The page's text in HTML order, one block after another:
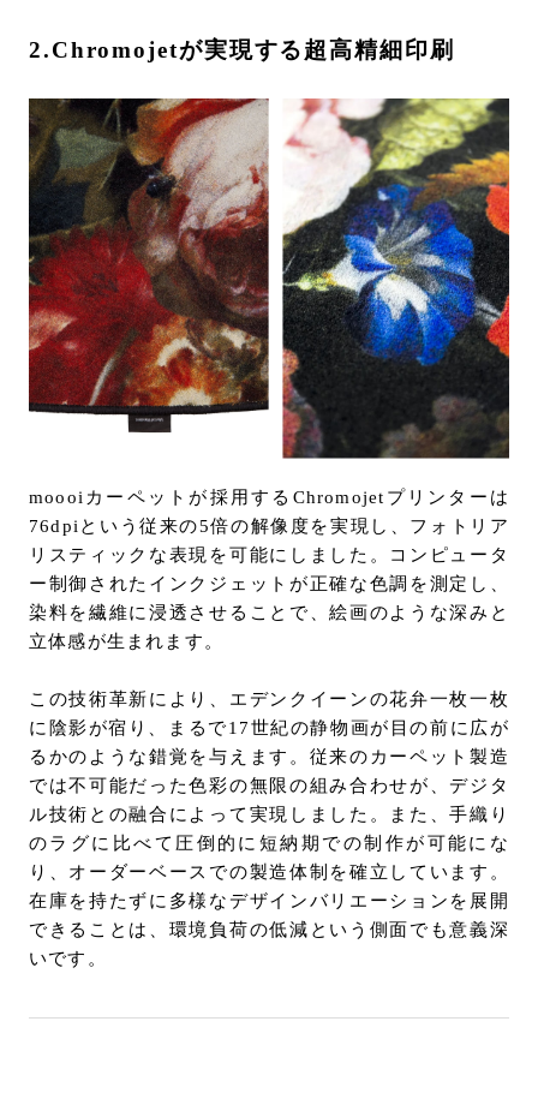
2.Chromojetが実現する超高精細印刷
moooiカーペットが採用するChromojetプリンターは
76dpiという従来の5倍の解像度を実現し、フォトリア
リスティックな表現を可能にしました。コンピュータ
ー制御されたインクジェットが正確な色調を測定し、
染料を繊維に浸透させることで、絵画のような深みと
立体感が生まれます。
この技術革新により、エデンクイーンの花弁一枚一枚
に陰影が宿り、まるで17世紀の静物画が目の前に広が
るかのような錯覚を与えます。従来のカーペット製造
では不可能だった色彩の無限の組み合わせが、デジタ
ル技術との融合によって実現しました。また、手織り
のラグに比べて圧倒的に短納期での制作が可能にな
り、オーダーベースでの製造体制を確立しています。
在庫を持たずに多様なデザインバリエーションを展開
できることは、環境負荷の低減という側面でも意義深
いです。